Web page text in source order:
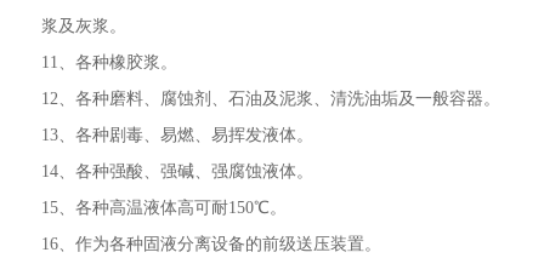
浆及灰浆。
11、各种橡胶浆。
12、各种磨料、腐蚀剂、石油及泥浆、清洗油垢及一般容器。
13、各种剧毒、易燃、易挥发液体。
14、各种强酸、强碱、强腐蚀液体。
15、各种高温液体高可耐150℃。
16、作为各种固液分离设备的前级送压装置。